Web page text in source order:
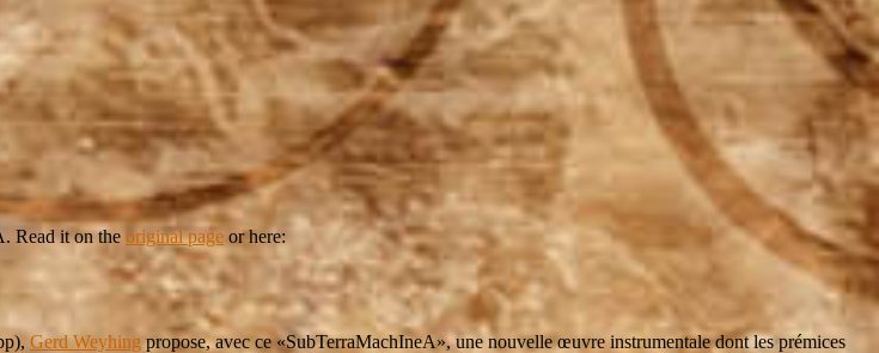
Read it on the original page or here:
Gerd Weyhing propose, avec ce «SubTerraMachIneA», une nouvelle œuvre instrumentale dont les prémices